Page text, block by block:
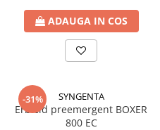
ADAUGA IN COS
-31% SYNGENTA
Erbicid preemergent BOXER
800 EC